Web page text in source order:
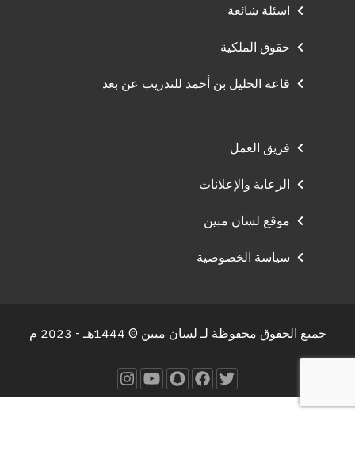
اسئلة شائعة
حقوق الملكية
قاعة الخليل بن أحمد للتدريب عن بعد
فريق العمل
الرعاية والإعلانات
موقع لسان مبين
سياسة الخصوصية
جميع الحقوق محفوظة لـ لسان مبين © 1444هـ - 2023 م